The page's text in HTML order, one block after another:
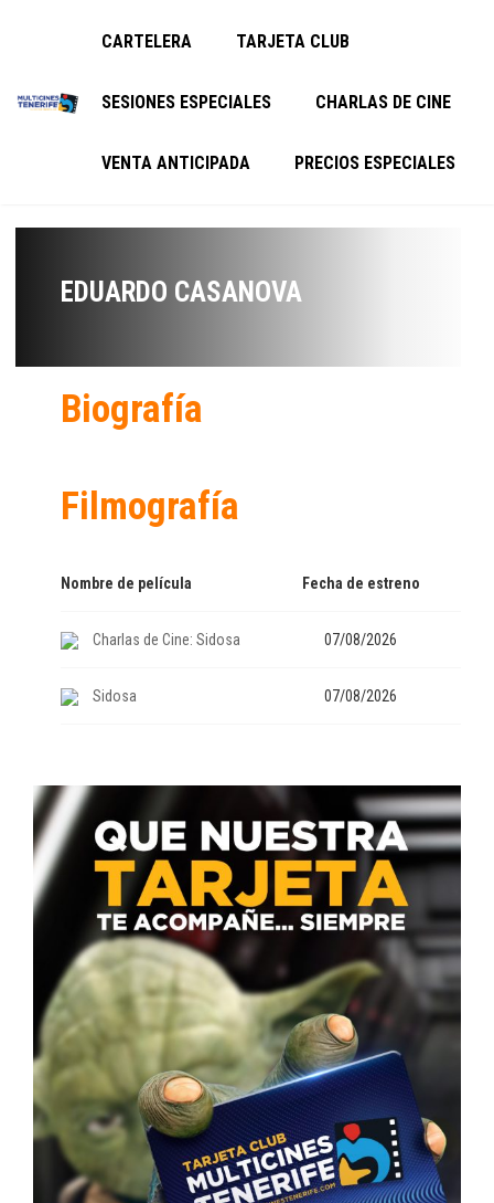
CARTELERA TARJETA CLUB
SESIONES ESPECIALES CHARLAS DE CINE
VENTA ANTICIPADA PRECIOS ESPECIALES
EDUARDO CASANOVA
Biografía
Filmografía
Nombre de película Fecha de estreno
Charlas de Cine: Sidosa 07/08/2026
Sidosa 07/08/2026